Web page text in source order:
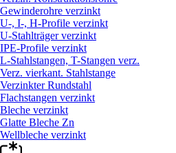
Gewinderohre verzinkt
U-, I-, H-Profile verzinkt
U-Stahlträger verzinkt
IPE-Profile verzinkt
L-Stahlstangen, T-Stangen verz.
Verz. vierkant. Stahlstange
Verzinkter Rundstahl
Flachstangen verzinkt
Bleche verzinkt
Glatte Bleche Zn
Wellbleche verzinkt